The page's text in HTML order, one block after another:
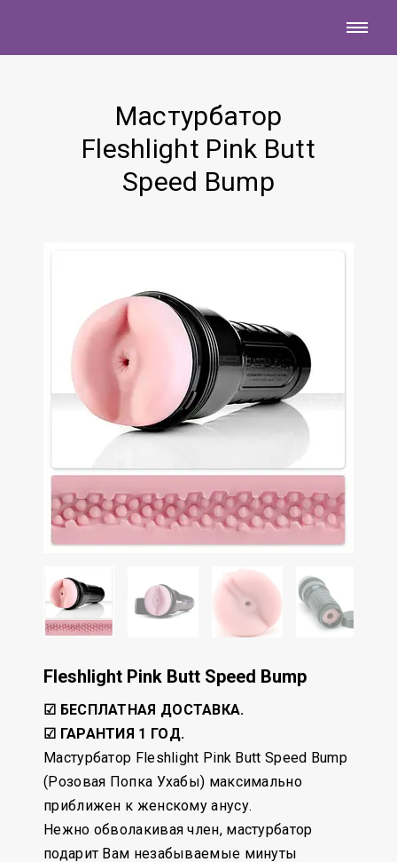
Мастурбатор
Fleshlight Pink Butt
Speed Bump
Fleshlight Pink Butt Speed Bump
☑ БЕСПЛАТНАЯ ДОСТАВКА.
☑ ГАРАНТИЯ 1 ГОД.
Мастурбатор Fleshlight Pink Butt Speed Bump
(Розовая Попка Ухабы) максимально
приближен к женскому анусу.
Нежно обволакивая член, мастурбатор
подарит Вам незабываемые минуты